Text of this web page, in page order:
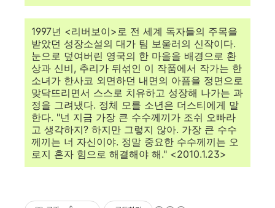
1997년 <리버보이>로 전 세계 독자들의 주목을
받았던 성장소설의 대가 팀 보울러의 신작이다.
눈으로 덮여버린 영국의 한 마을을 배경으로 환
상과 신비, 추리가 뒤섞인 이 작품에서 작가는 한
소녀가 한사코 외면하던 내면의 아픔을 정면으로
맞닥뜨리면서 스스로 치유하고 성장해 나가는 과
정을 그려냈다. 정체 모를 소년은 더스티에게 말
한다. "넌 지금 가장 큰 수수께끼가 조쉬 오빠라
고 생각하지? 하지만 그렇지 않아. 가장 큰 수수
께끼는 너 자신이야. 정말 중요한 수수께끼는 오
로지 혼자 힘으로 해결해야 해." <2010.1.23>